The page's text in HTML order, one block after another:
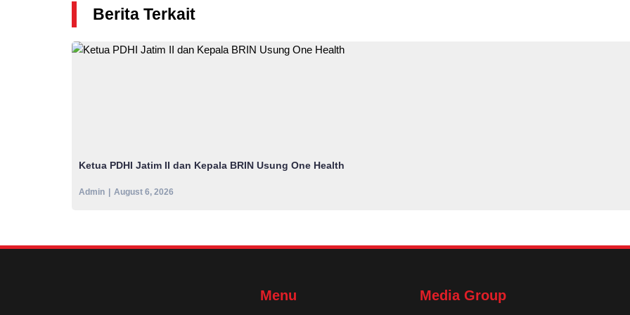
Berita Terkait
Ketua PDHI Jatim II dan Kepala BRIN Usung One Health
Admin August 6, 2026
Menu Media Group